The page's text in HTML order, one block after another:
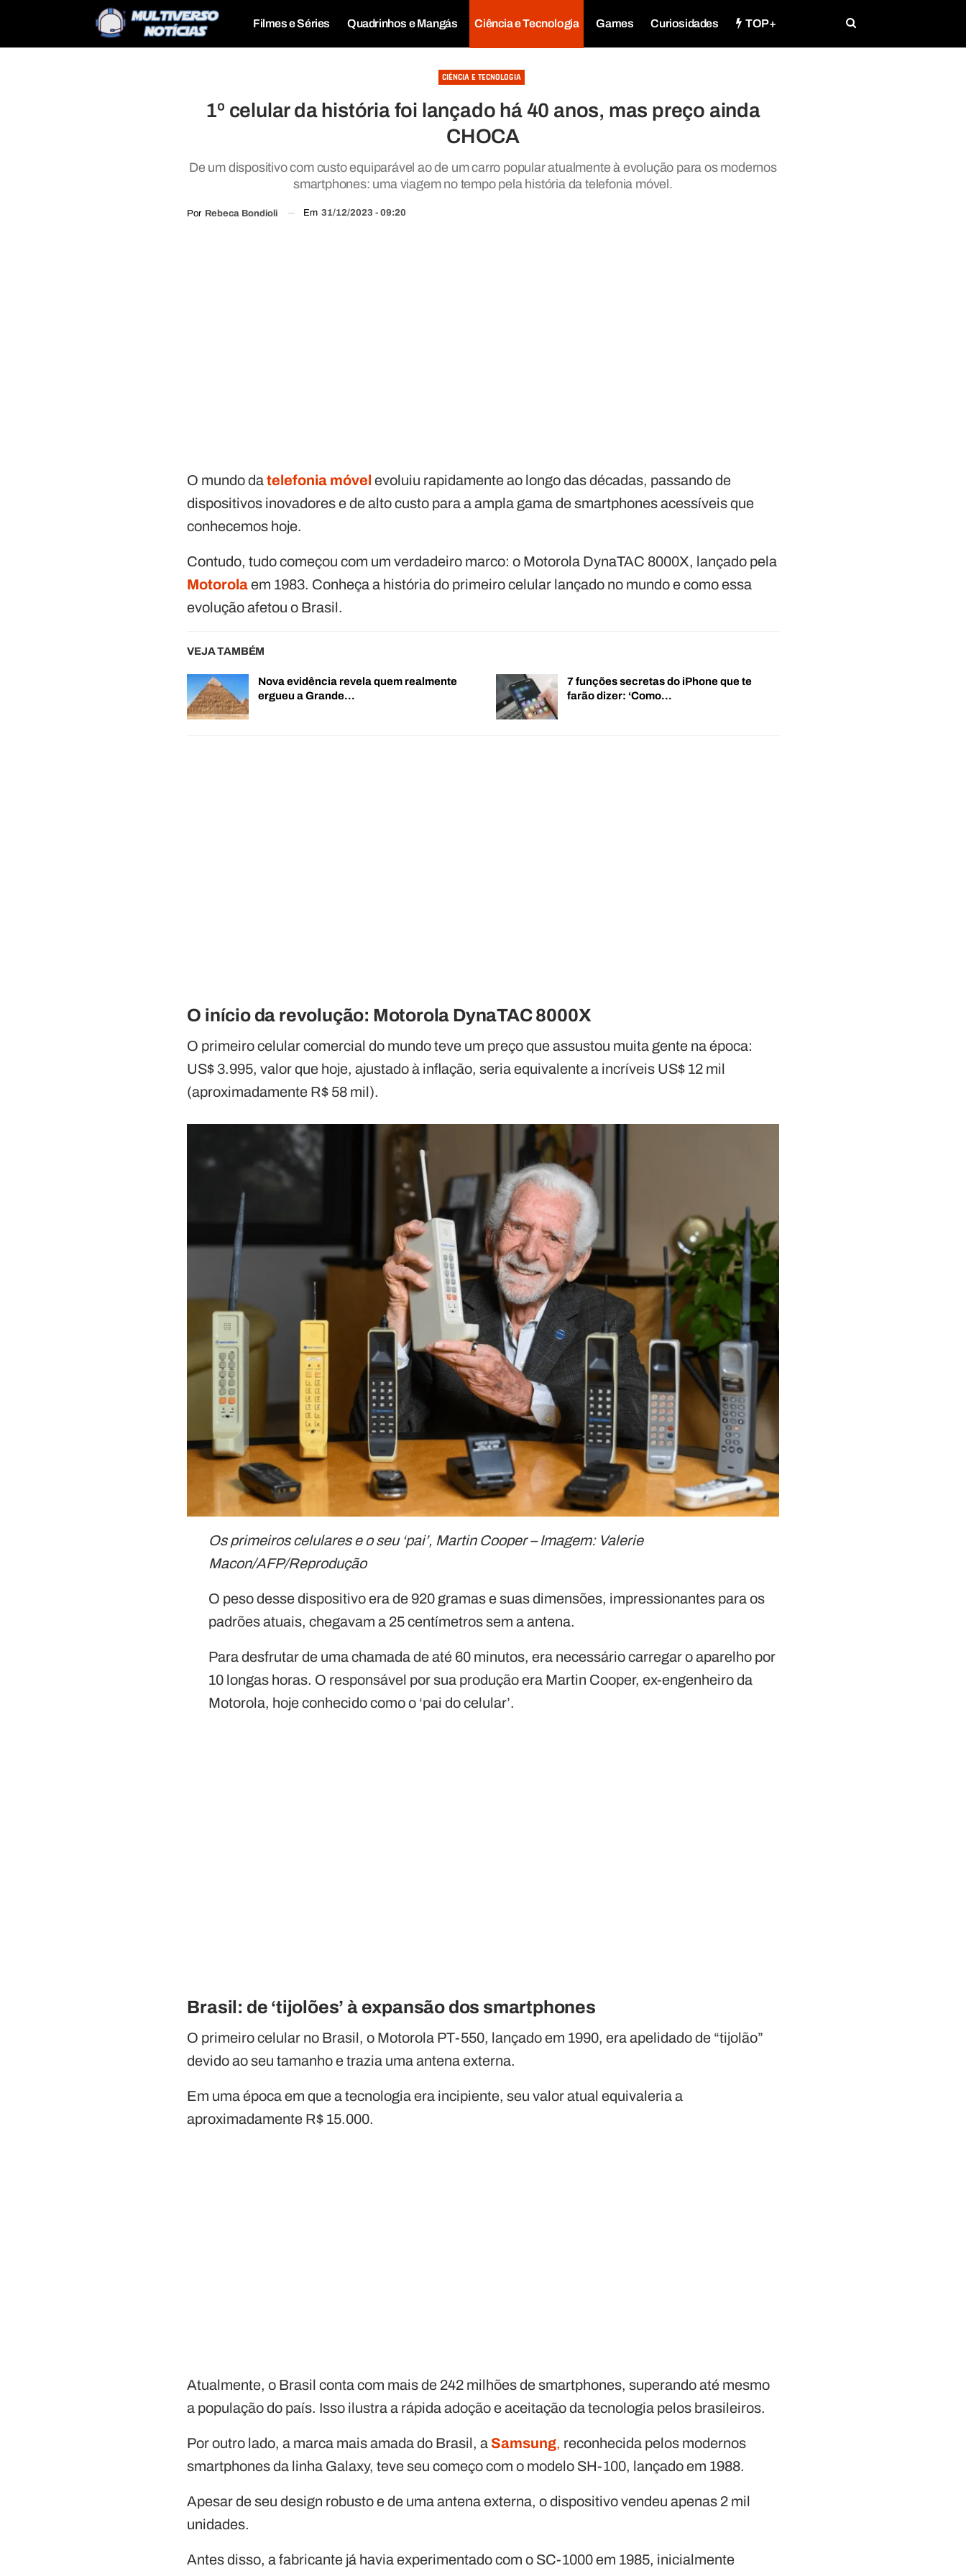
Filmes e Séries Quadrinhos e Mangás Ciência e Tecnologia Games Curiosidades TOP+
CIÊNCIA E TECNOLOGIA
1º celular da história foi lançado há 40 anos, mas preço ainda
CHOCA
De um dispositivo com custo equiparável ao de um carro popular atualmente à evolução para os modernos
smartphones: uma viagem no tempo pela história da telefonia móvel.
Por Rebeca Bondioli Em 31/12/2023 - 09:20
O mundo datelefonia móvel evoluiu rapidamente ao longo das décadas, passando de
dispositivos inovadores e de alto custo para a ampla gama de smartphones acessíveis que
conhecemos hoje.
Contudo, tudo começou com um verdadeiro marco: o Motorola DynaTAC 8000X, lançado pela
Motorolaem 1983. Conheça a história do primeiro celular lançado no mundo e como essa
evolução afetou o Brasil.
VEJA TAMBÉM
Nova evidência revela quem realmente
ergueu a Grande…
7 funções secretas do iPhone que te
farão dizer: ‘Como…
O início da revolução: Motorola DynaTAC 8000X
O primeiro celular comercial do mundo teve um preço que assustou muita gente na época:
US$ 3.995, valor que hoje, ajustado à inflação, seria equivalente a incríveis US$ 12 mil
(aproximadamente R$ 58 mil).
Os primeiros celulares e o seu ‘pai’, Martin Cooper – Imagem: Valerie
Macon/AFP/Reprodução
O peso desse dispositivo era de 920 gramas e suas dimensões, impressionantes para os
padrões atuais, chegavam a 25 centímetros sem a antena.
Para desfrutar de uma chamada de até 60 minutos, era necessário carregar o aparelho por
10 longas horas. O responsável por sua produção era Martin Cooper, ex-engenheiro da
Motorola, hoje conhecido como o ‘pai do celular’.
Brasil: de ‘tijolões’ à expansão dos smartphones
O primeiro celular no Brasil, o Motorola PT-550, lançado em 1990, era apelidado de “tijolão”
devido ao seu tamanho e trazia uma antena externa.
Em uma época em que a tecnologia era incipiente, seu valor atual equivaleria a
aproximadamente R$ 15.000.
Atualmente, o Brasil conta com mais de 242 milhões de smartphones, superando até mesmo
a população do país. Isso ilustra a rápida adoção e aceitação da tecnologia pelos brasileiros.
Por outro lado, a marca mais amada do Brasil, a Samsung, reconhecida pelos modernos
smartphones da linha Galaxy, teve seu começo com o modelo SH-100, lançado em 1988.
Apesar de seu design robusto e de uma antena externa, o dispositivo vendeu apenas 2 mil
unidades.
Antes disso, a fabricante já havia experimentado com o SC-1000 em 1985, inicialmente